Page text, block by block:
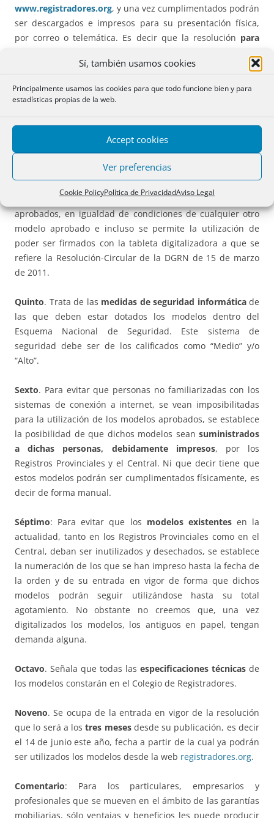
Sí, también usamos cookies
Principalmente usamos las cookies para que todo funcione bien y para
estadísticas propias de la web.
Accept cookies
Ver preferencias
Cookie PolicyPolítica de PrivacidadAviso Legal
www.registradores.org, y una vez cumplimentados podrán
ser descargados e impresos para su presentación física,
por correo o telemática. Es decir que la resolución para
en los RBM, sinosimplemente facilita la cumplimentación
materia. Por tanto dichos modelos podrán ser presentados
remitente dispone de la firma electrónica que le permite la
comunicación con el Registro Provincial competente.
. Se ocupa precisamente de la
telemática de los modelos. Se limita a ratificar la
posibilidad de presentación telemática de los modelos
aprobados, en igualdad de condiciones de cualquier otro
modelo aprobado e incluso se permite la utilización de
poder ser firmados con la tableta digitalizadora a que se
refiere la Resolución-Circular de la DGRN de 15 de marzo
de 2011.
Quinto. Trata de las medidas de seguridad informáticade
las que deben estar dotados los modelos dentro del
Esquema Nacional de Seguridad. Este sistema de
seguridad debe ser de los calificados como “Medio” y/o
“Alto”.
Sexto. Para evitar que personas no familiarizadas con los
sistemas de conexión a internet, se vean imposibilitadas
para la utilización de los modelos aprobados, se establece
la posibilidad de que dichos modelos sean suministrados
a dichas personas, debidamente impresos, por los
Registros Provinciales y el Central. Ni que decir tiene que
estos modelos podrán ser cumplimentados físicamente, es
decir de forma manual.
Séptimo: Para evitar que los modelos existentesen la
actualidad, tanto en los Registros Provinciales como en el
Central, deban ser inutilizados y desechados, se establece
la numeración de los que se han impreso hasta la fecha de
la orden y de su entrada en vigor de forma que dichos
modelos podrán seguir utilizándose hasta su total
agotamiento. No obstante no creemos que, una vez
digitalizados los modelos, los antiguos en papel, tengan
demanda alguna.
Octavo. Señala que todas las especificaciones técnicas de
los modelos constarán en el Colegio de Registradores.
Noveno. Se ocupa de la entrada en vigor de la resolución
que lo será a lostres mesesdesde su publicación, es decir
el 14 de junio este año, fecha a partir de la cual ya podrán
ser utilizados los modelos desde la web registradores.org.
Comentario: Para los particulares, empresarios y
profesionales que se mueven en el ámbito de las garantías
mobiliarias, sólo ventajas y beneficios les puede producir